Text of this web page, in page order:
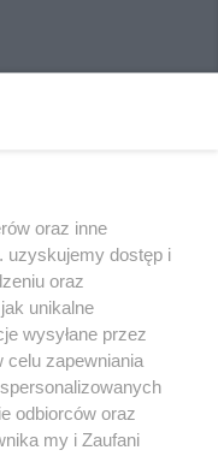
z portali
się z nami
oraz inne
uzyskujemy dostęp i
oraz
unikalne
wysyłane przez
celu zapewniania
odbiorców oraz
my i Zaufani